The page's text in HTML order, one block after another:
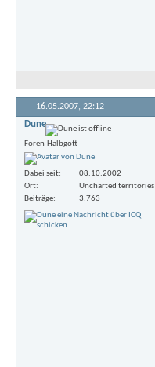
16.05.2007, 22:12
Dune
Foren-Halbgott
Dabei seit
08.10.2002
Ort
Uncharted territories
Beiträge
3.763